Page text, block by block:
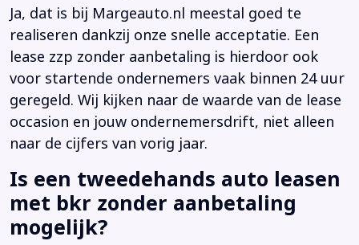
Ja, dat is bij Margeauto.nl meestal goed te
realiseren dankzij onze snelle acceptatie. Een
lease zzp zonder aanbetaling is hierdoor ook
voor startende ondernemers vaak binnen 24 uur
geregeld. Wij kijken naar de waarde van de lease
occasion en jouw ondernemersdrift, niet alleen
naar de cijfers van vorig jaar.
Is een tweedehands auto leasen
met bkr zonder aanbetaling
mogelijk?